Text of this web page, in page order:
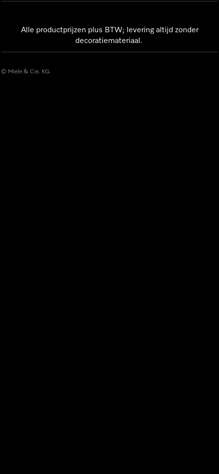
Alle productprijzen plus BTW; levering altijd zonder
decoratiemateriaal.
© Miele & Cie. KG.